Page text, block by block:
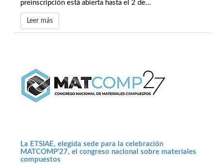
preinscripción está abierta hasta el 2 de...
Leer más
La ETSIAE, elegida sede para la celebración
MATCOMP’27, el congreso nacional sobre materiales
compuestos